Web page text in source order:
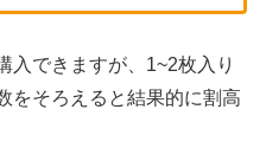
入できますが、1~2枚入り
をそろえると結果的に割高